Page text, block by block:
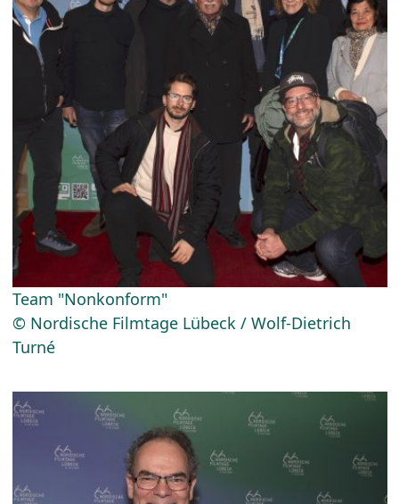
Team "Nonkonform"
© Nordische Filmtage Lübeck / Wolf-Dietrich
Turné